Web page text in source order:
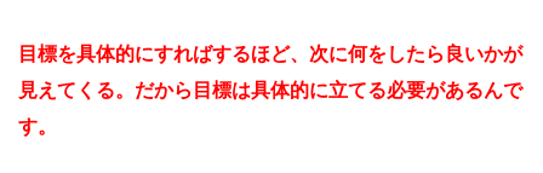
目標を具体的にすればするほど、次に何をしたら良いかが
見えてくる。だから目標は具体的に立てる必要があるんで
す。